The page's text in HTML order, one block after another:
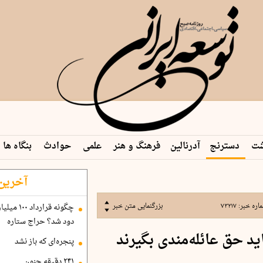
م…
دسترنج آدرنالین فرهنگ و هنر علمی حوادث بنگاه ها
خبر:۷۳۲۱۷ بزرگنمایی متن خبر
حق عائله‌مندی بگیرند
دود شد؟ حراج ستاره
پنجره‌ای که باز نشد